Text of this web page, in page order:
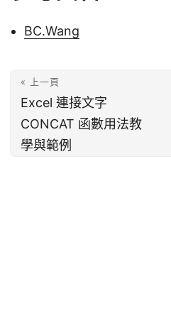
BC.Wang
« 上一頁
Excel 連接文字
CONCAT 函數用法教
學與範例